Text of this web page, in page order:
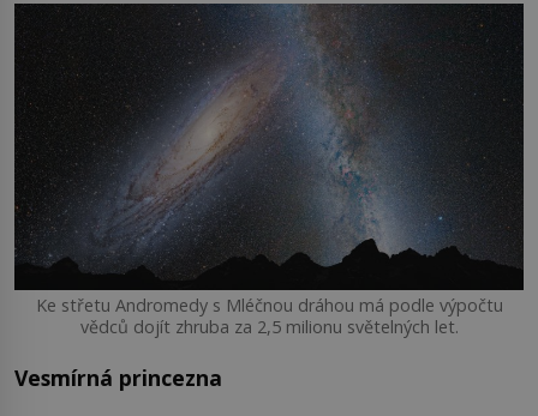
Ke střetu Andromedy s Mléčnou dráhou má podle výpočtu
vědců dojít zhruba za 2,5 milionu světelných let.
Vesmírná princezna